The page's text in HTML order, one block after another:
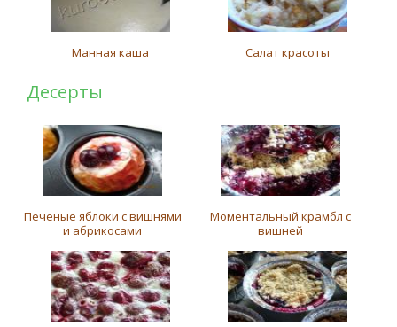
Манная каша Салат красоты
Десерты
Печеные яблоки с вишнями
и абрикосами
Моментальный крамбл с
вишней